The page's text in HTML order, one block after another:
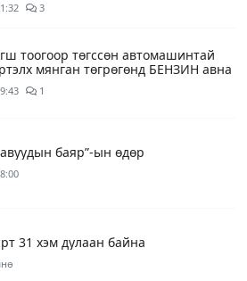
3
тоогоор төгссөн автомашинтай
мянган төгрөгөнд БЕНЗИН авна
1
баяр”-ын өдөр
31 хэм дулаан байна